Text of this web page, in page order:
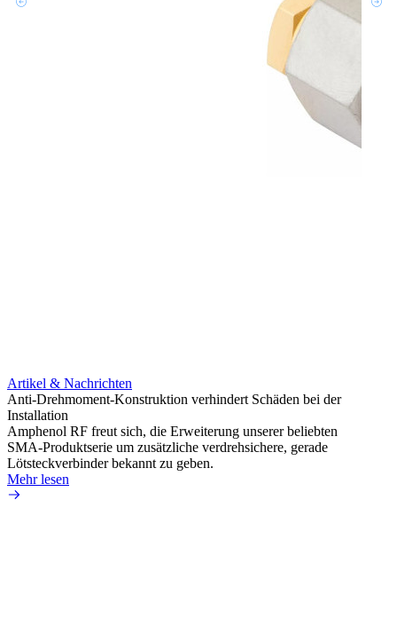
Artikel & Nachrichten
Anti-Drehmoment-Konstruktion verhindert Schäden bei der
Installation
Amphenol RF freut sich, die Erweiterung unserer beliebten
SMA-Produktserie um zusätzliche verdrehsichere, gerade
Lötsteckverbinder bekannt zu geben.
Mehr lesen